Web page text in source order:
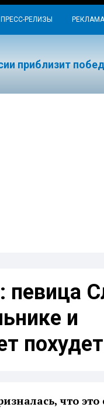
ПРЕСС-РЕЛИЗЫ РЕКЛАМА
приблизит
певица
и
что это